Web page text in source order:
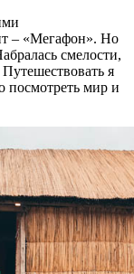
– «Мегафон». Но
смелости,
я
посмотреть мир и